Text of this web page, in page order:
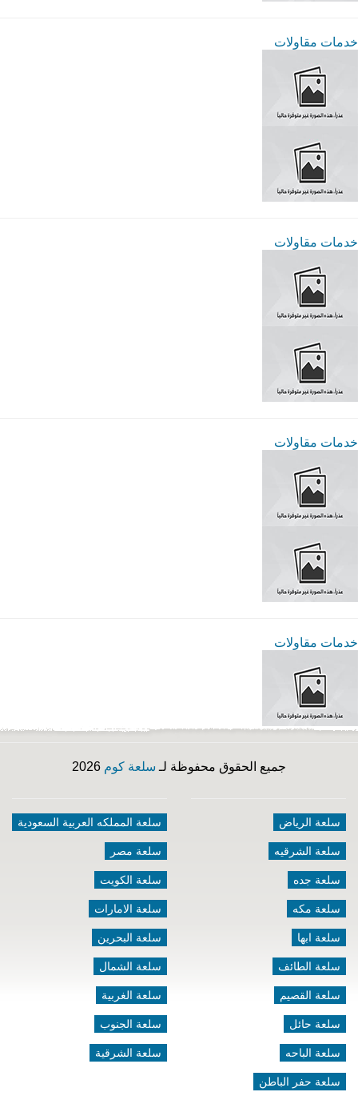
خدمات مقاولات
خدمات مقاولات
خدمات مقاولات
خدمات مقاولات
جميع الحقوق محفوظة لـ سلعة كوم
سلعة الرياض
سلعة الشرقيه
سلعة جده
سلعة مكه
سلعة ابها
سلعة الطائف
سلعة القصيم
سلعة حائل
سلعة الباحه
سلعة حفر الباطن
سلعة المملكه العربية السعودية
سلعة مصر
سلعة الكويت
سلعة الامارات
سلعة البحرين
سلعة الشمال
سلعة الغربية
سلعة الجنوب
سلعة الشرقية